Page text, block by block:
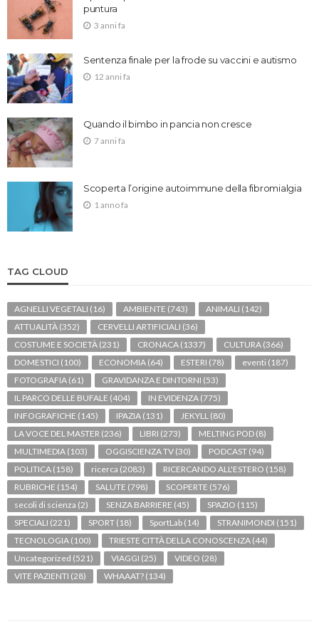
puntura
3 anni fa
Sentenza finale per la frode su vaccini e autismo
12 anni fa
Quando il bimbo in pancia non cresce
7 anni fa
Scoperta l’origine autoimmune della fibromialgia
1 anno fa
TAG CLOUD
AGNELLI VEGETALI (16) AMBIENTE (743) ANIMALI (142)
ATTUALITÀ (352) CERVELLI ARTIFICIALI (36)
COSTUME E SOCIETÀ (231) CRONACA (1337) CULTURA (366)
DOMESTICI (100) ECONOMIA (64) ESTERI (78) eventi (187)
FOTOGRAFIA (61) GRAVIDANZA E DINTORNI (53)
IL PARCO DELLE BUFALE (404) IN EVIDENZA (775)
INFOGRAFICHE (145) IPAZIA (131) JEKYLL (80)
LA VOCE DEL MASTER (236) LIBRI (273) MELTING POD (8)
MULTIMEDIA (103) OGGISCIENZA TV (30) PODCAST (94)
POLITICA (158) ricerca (2083) RICERCANDO ALL'ESTERO (158)
RUBRICHE (154) SALUTE (798) SCOPERTE (576)
secoli di scienza (2) SENZA BARRIERE (45) SPAZIO (115)
SPECIALI (221) SPORT (18) SportLab (14) STRANIMONDI (151)
TECNOLOGIA (100) TRIESTE CITTÀ DELLA CONOSCENZA (44)
Uncategorized (521) VIAGGI (25) VIDEO (28)
VITE PAZIENTI (28) WHAAAT? (134)